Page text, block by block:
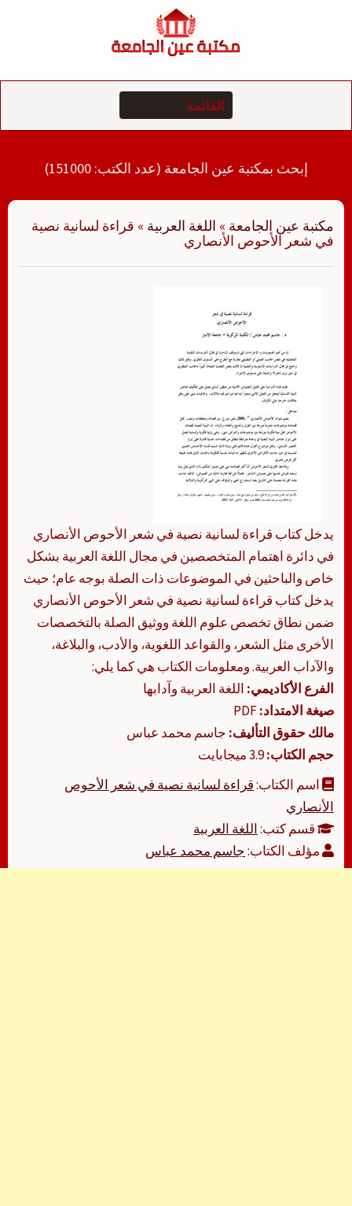
إبحث بمكتبة عين الجامعة (عدد الكتب: 151000)
مكتبة عين الجامعة » اللغة العربية » قراءة لسانية نصية
في شعر الأحوص الأنصاري
يدخل كتاب قراءة لسانية نصية في شعر الأحوص الأنصاري
في دائرة اهتمام المتخصصين في مجال اللغة العربية بشكل
خاص والباحثين في الموضوعات ذات الصلة بوجه عام؛ حيث
يدخل كتاب قراءة لسانية نصية في شعر الأحوص الأنصاري
ضمن نطاق تخصص علوم اللغة ووثيق الصلة بالتخصصات
الأخرى مثل الشعر، والقواعد اللغوية، والأدب، والبلاغة،
والآداب العربية. ومعلومات الكتاب هي كما يلي:
الفرع الأكاديمي: اللغة العربية وآدابها
صيغة الامتداد:
مالك حقوق التأليف: جاسم محمد عباس
حجم الكتاب:3.9 ميجابايت
اسم الكتاب:قراءة لسانية نصية في شعر الأحوص
الأنصاري
قسم كتب:اللغة العربية
مؤلف الكتاب:جاسم محمد عباس